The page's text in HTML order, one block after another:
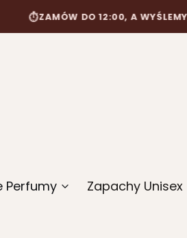
DO 12:00, A WYŚLEMY
Perfumy Zapachy Unisex